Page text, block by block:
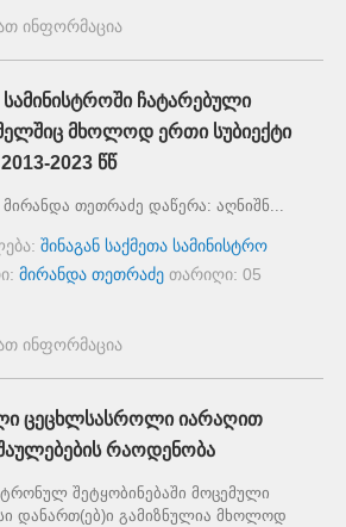
ინფორმაცია
სამინისტროში ჩატარებული
მხოლოდ ერთი სუბიექტი
2023 წწ
მირანდა თეთრაძე დაწერა: აღნიშნ...
შინაგან საქმეთა სამინისტრო
მირანდა თეთრაძე თარიღი: 05
ინფორმაცია
ცეცხლსასროლი იარაღით
რაოდენობა
შეტყობინებაში მოცემული
დანართ(ებ)ი გამიზნულია მხოლოდ